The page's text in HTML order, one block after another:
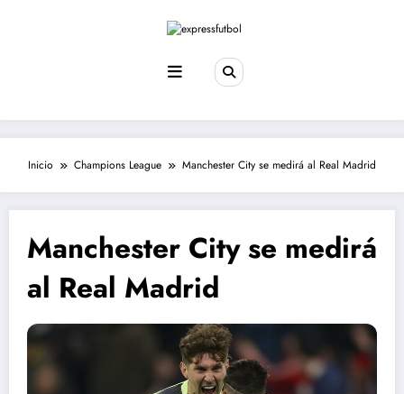
Inicio Champions League Manchester City se medirá al Real Madrid
Manchester City se medirá
al Real Madrid